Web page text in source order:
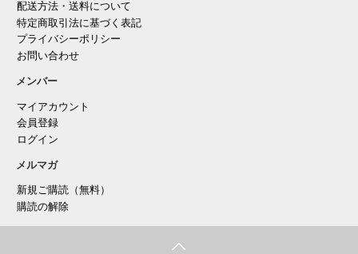
配送方法・送料について
特定商取引法に基づく表記
プライバシーポリシー
お問い合わせ
メンバー
マイアカウント
会員登録
ログイン
メルマガ
新規ご購読（無料）
購読の解除